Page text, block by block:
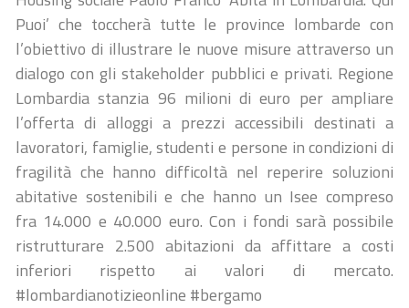
Puoi’ che toccherà tutte le province lombarde con
l’obiettivo di illustrare le nuove misure attraverso un
dialogo con gli stakeholder pubblici e privati. Regione
Lombardia stanzia 96 milioni di euro per ampliare
l’offerta di alloggi a prezzi accessibili destinati a
lavoratori, famiglie, studenti e persone in condizioni di
fragilità che hanno difficoltà nel reperire soluzioni
abitative sostenibili e che hanno un Isee compreso
fra 14.000 e 40.000 euro. Con i fondi sarà possibile
ristrutturare 2.500 abitazioni da affittare a costi
inferiori rispetto ai valori di mercato.
#lombardianotizieonline #bergamo